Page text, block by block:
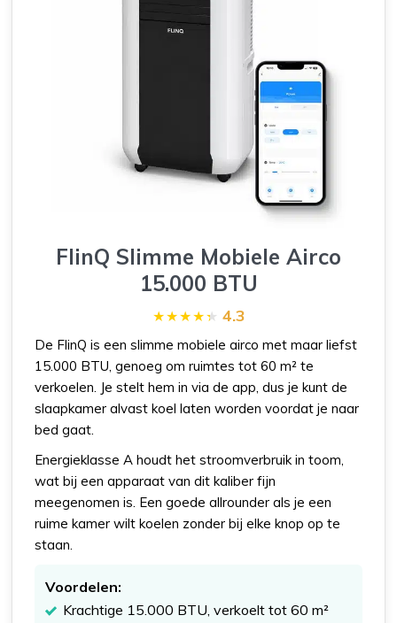
FlinQ Slimme Mobiele Airco
15.000 BTU
4.3
De FlinQ is een slimme mobiele airco met maar liefst
15.000 BTU, genoeg om ruimtes tot 60 m² te
verkoelen. Je stelt hem in via de app, dus je kunt de
slaapkamer alvast koel laten worden voordat je naar
bed gaat.
Energieklasse A houdt het stroomverbruik in toom,
wat bij een apparaat van dit kaliber fijn
meegenomen is. Een goede allrounder als je een
ruime kamer wilt koelen zonder bij elke knop op te
staan.
Voordelen:
Krachtige 15.000 BTU, verkoelt tot 60 m²